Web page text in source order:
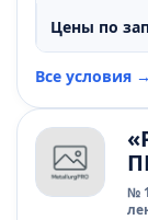
Цены по
Все условия →
№